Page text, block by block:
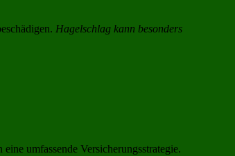
Hagelschlag kann besonders
eine umfassende Versicherungsstrategie.